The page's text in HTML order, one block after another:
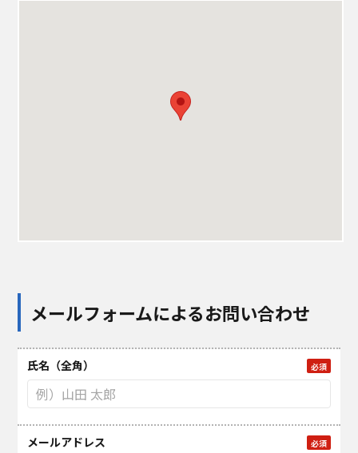
メールフォームによるお問い合わせ
氏名（全角） 必須
メールアドレス 必須